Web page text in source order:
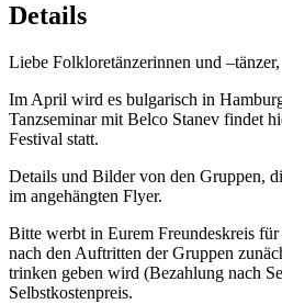
Details
Liebe Folkloretänzerinnen und –tänzer,
Im April wird es bulgarisch in
Tanzseminar mit Belco Stanev findet
Festival statt.
Details und Bilder von den Gruppen,
im angehängten Flyer.
Bitte werbt in Eurem Freundeskreis für
nach den Auftritten der Gruppen
trinken geben wird (Bezahlung nach
Selbstkostenpreis.